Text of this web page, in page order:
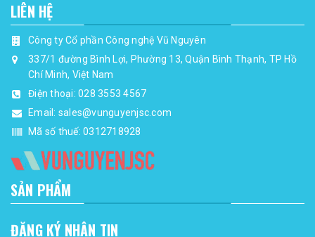
LIÊN HỆ
Công ty Cổ phần Công nghệ Vũ Nguyên
337/1 đường Bình Lợi, Phường 13, Quận Bình Thạnh, TP Hồ
Chí Minh, Việt Nam
Điện thoại: 028 3553 4567
Email: sales@vunguyenjsc.com
Mã số thuế: 0312718928
SẢN PHẨM
ĐĂNG KÝ NHẬN TIN